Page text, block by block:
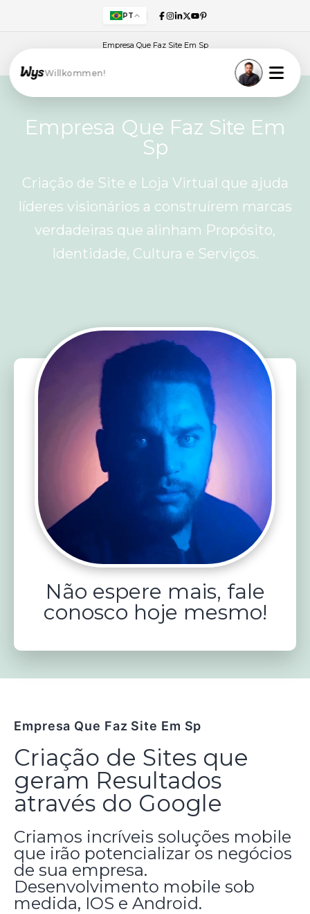
PT
Willkommen!
Empresa Que Faz Site Em Sp
Empresa Que Faz Site Em
Sp
Criação de Site e Loja Virtual que ajuda
líderes visionários a construírem marcas
verdadeiras que alinham Propósito,
Identidade, Cultura e Serviços.
Não espere mais, fale
conosco hoje mesmo!
Empresa Que Faz Site Em Sp
Criação de Sites que
geram Resultados
através do Google
Criamos incríveis soluções mobile
que irão potencializar os negócios
de sua empresa.
Desenvolvimento mobile sob
medida, IOS e Android.